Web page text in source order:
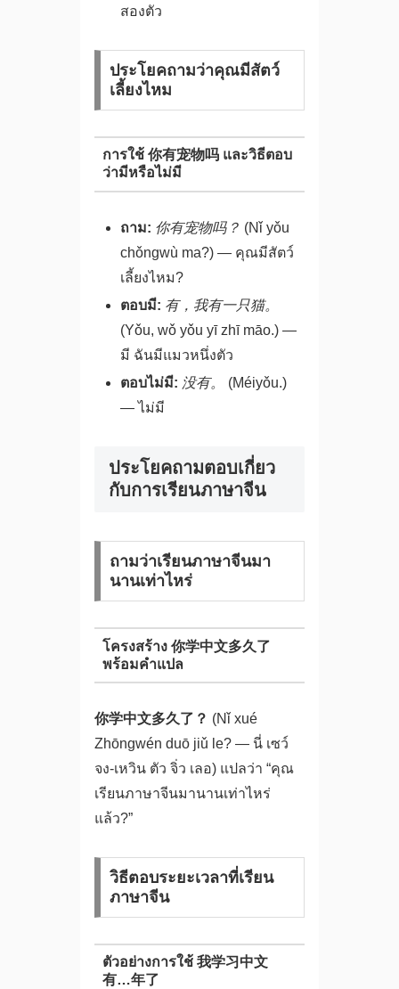
สองตัว
ประโยคถามว่าคุณมีสัตว์
เลี้ยงไหม
การใช้ 你有宠物吗 และวิธีตอบ
ว่ามีหรือไม่มี
ถาม: 你有宠物吗？ (Nǐ yǒu
chǒngwù ma?) — คุณมีสัตว์
เลี้ยงไหม?
ตอบมี: 有，我有一只猫。
(Yǒu, wǒ yǒu yī zhī māo.) —
มี ฉันมีแมวหนึ่งตัว
ตอบไม่มี: 没有。
(Méiyǒu.)
— ไม่มี
ประโยคถามตอบเกี่ยว
กับการเรียนภาษาจีน
ถามว่าเรียนภาษาจีนมา
นานเท่าไหร่
โครงสร้าง 你学中文多久了
พร้อมคำแปล
你学中文多久了？ (Nǐ xué
Zhōngwén duō jiǔ le? — นี่ เซว์
จง-เหวิน ตัว จิ่ว เลอ) แปลว่า “คุณ
เรียนภาษาจีนมานานเท่าไหร่
แล้ว?”
วิธีตอบระยะเวลาที่เรียน
ภาษาจีน
ตัวอย่างการใช้ 我学习中文
有…年了